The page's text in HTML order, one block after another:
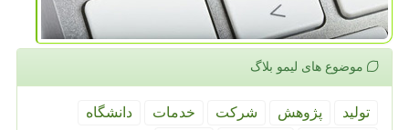
موضوع های لیمو بلاگ
تولید پژوهش شركت خدمات
دانشگاه